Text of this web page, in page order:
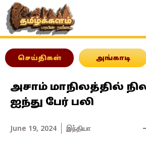
செய்திகள் அங்காடி
அசாம் மாநிலத்தில்
ஐந்து பேர் பலி
June 19, 2024 இந்தியா